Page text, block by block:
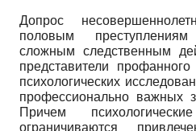
Допрос
половым
сложным следственным
представители
психологических
профессионально важных
Причем
ограничиваются